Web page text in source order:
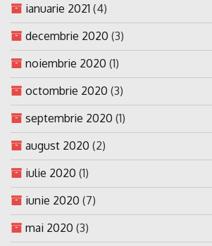
ianuarie 2021 (4)
decembrie 2020 (3)
noiembrie 2020 (1)
octombrie 2020 (3)
septembrie 2020 (1)
august 2020 (2)
iulie 2020 (1)
iunie 2020 (7)
mai 2020 (3)